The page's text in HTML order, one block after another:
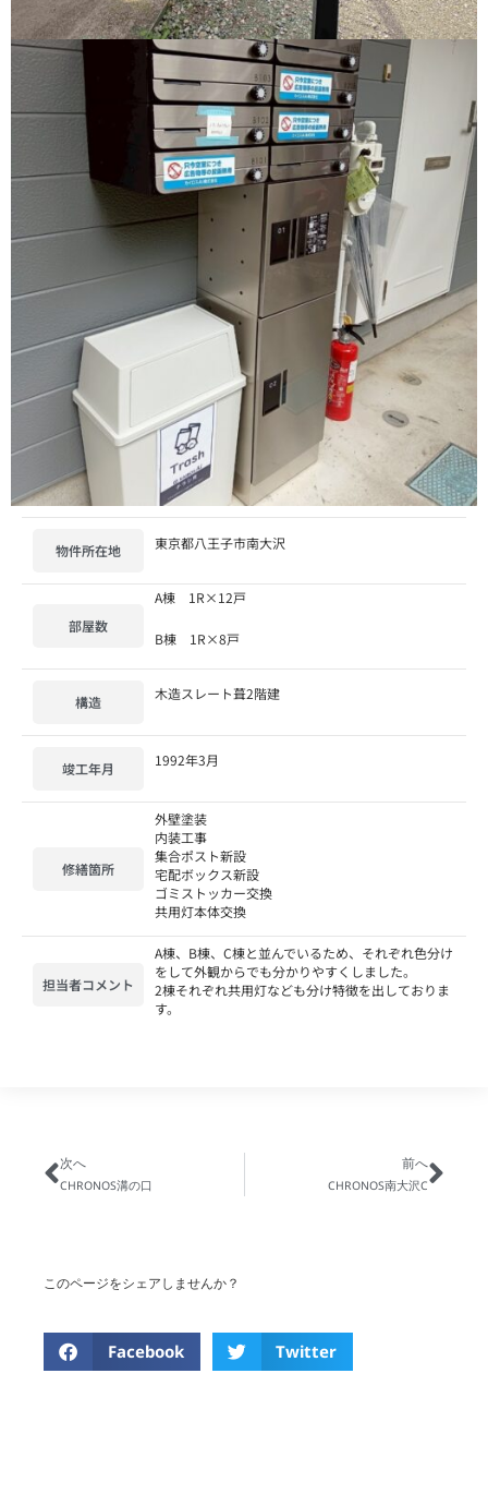
物件所在地 東京都八王子市南大沢
部屋数
A棟 1R×12戸
B棟 1R×8戸
構造 木造スレート葺2階建
竣工年月 1992年3月
修繕箇所
外壁塗装
内装工事
集合ポスト新設
宅配ボックス新設
ゴミストッカー交換
共用灯本体交換
担当者コメント
A棟、B棟、C棟と並んでいるため、それぞれ色分け
をして外観からでも分かりやすくしました。
2棟それぞれ共用灯なども分け特徴を出しておりま
す。
次へ
CHRONOS溝の口
前へ
CHRONOS南大沢C
このページをシェアしませんか？
Facebook Twitter